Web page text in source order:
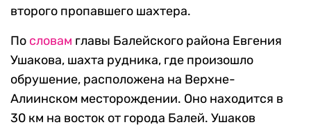
второго пропавшего шахтера.
По словам главы Балейского района Евгения
Ушакова, шахта рудника, где произошло
обрушение, расположена на Верхне-
Алиинском месторождении. Оно находится в
30 км на восток от города Балей. Ушаков